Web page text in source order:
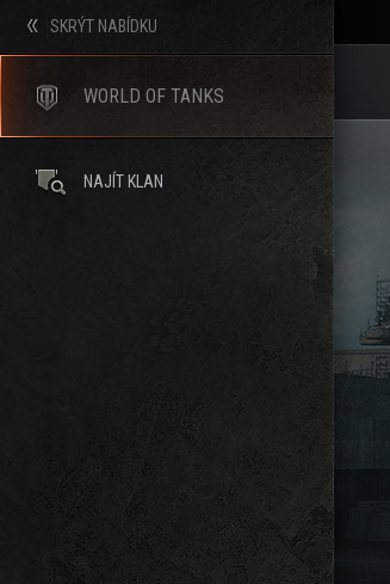
SKRÝT NABÍDKU
WORLD OF TANKS
NAJÍT KLAN